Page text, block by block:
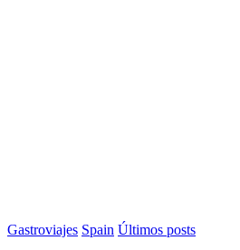
Gastroviajes Spain Últimos posts